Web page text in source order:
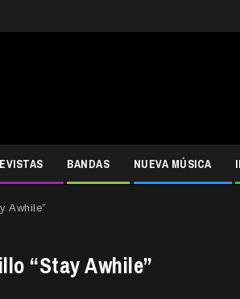
BANDAS NUEVA MÚSICA
Awhile”
“Stay Awhile”